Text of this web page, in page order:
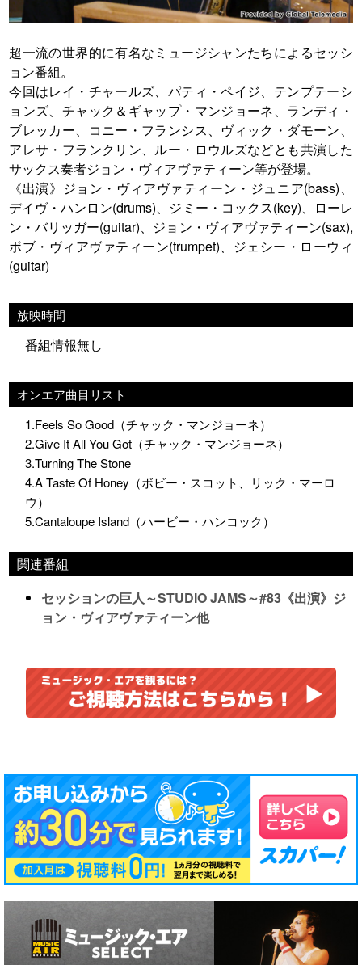
超一流の世界的に有名なミュージシャンたちによるセッシ
ョン番組。
今回はレイ・チャールズ、パティ・ペイジ、テンプテーシ
ョンズ、チャック＆ギャップ・マンジョーネ、ランディ・
ブレッカー、コニー・フランシス、ヴィック・ダモーン、
アレサ・フランクリン、ルー・ロウルズなどとも共演した
サックス奏者ジョン・ヴィアヴァティーン等が登場。
《出演》ジョン・ヴィアヴァティーン・ジュニア(bass)、
デイヴ・ハンロン(drums)、ジミー・コックス(key)、ローレ
ン・バリッガー(guitar)、ジョン・ヴィアヴァティーン(sax),
ボブ・ヴィアヴァティーン(trumpet)、ジェシー・ローウィ
(guitar)
放映時間
番組情報無し
オンエア曲目リスト
1.Feels So Good（チャック・マンジョーネ）
2.Give It All You Got（チャック・マンジョーネ）
3.Turning The Stone
4.A Taste Of Honey（ボビー・スコット、リック・マーロ
ウ）
5.Cantaloupe Island（ハービー・ハンコック）
関連番組
セッションの巨人～STUDIO JAMS～#83《出演》ジ
ョン・ヴィアヴァティーン他